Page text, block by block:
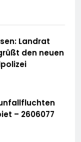
Landrat
den neuen
– 2606077